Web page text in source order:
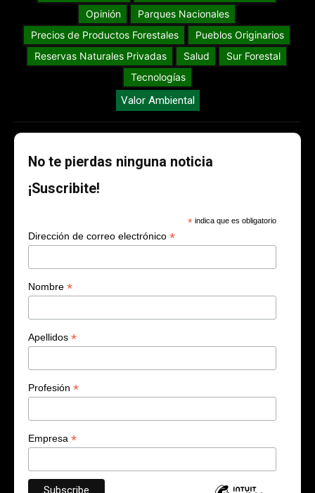
Opinión
Parques Nacionales
Precios de Productos Forestales
Pueblos Originarios
Reservas Naturales Privadas
Salud
Sur Forestal
Tecnologías
Valor Ambiental
No te pierdas ninguna noticia
¡Suscribite!
* indica que es obligatorio
Dirección de correo electrónico *
Nombre *
Apellidos *
Profesión *
Empresa *